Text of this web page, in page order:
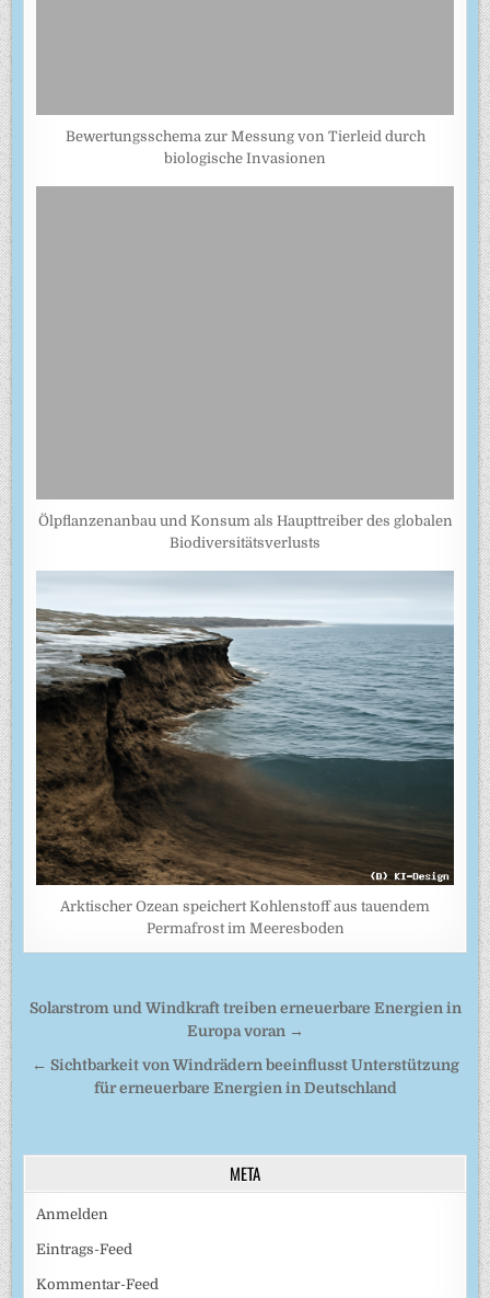
Bewertungsschema zur Messung von Tierleid durch
biologische Invasionen
Ölpflanzenanbau und Konsum als Haupttreiber des globalen
Biodiversitätsverlusts
Arktischer Ozean speichert Kohlenstoff aus tauendem
Permafrost im Meeresboden
Beitragsnavigation
Solarstrom und Windkraft treiben erneuerbare Energien in
Europa voran →
← Sichtbarkeit von Windrädern beeinflusst Unterstützung
für erneuerbare Energien in Deutschland
META
Anmelden
Eintrags-Feed
Kommentar-Feed